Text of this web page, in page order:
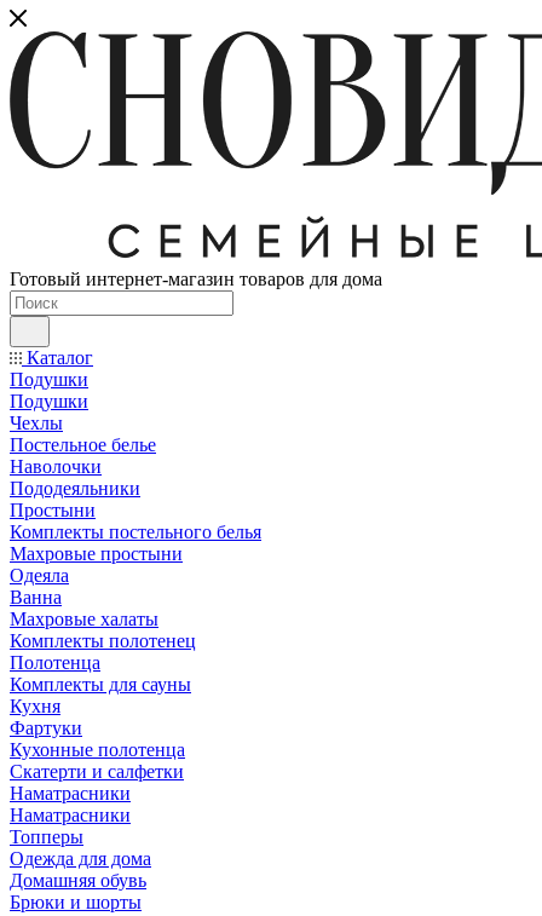
Готовый интернет-магазин товаров для дома
Каталог
Подушки
Подушки
Чехлы
Постельное белье
Наволочки
Пододеяльники
Простыни
Комплекты постельного белья
Махровые простыни
Одеяла
Ванна
Махровые халаты
Комплекты полотенец
Полотенца
Комплекты для сауны
Кухня
Фартуки
Кухонные полотенца
Скатерти и салфетки
Наматрасники
Наматрасники
Топперы
Одежда для дома
Домашняя обувь
Брюки и шорты